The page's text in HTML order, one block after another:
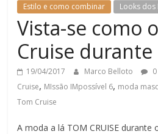
Estilo e como combinar Looks dos
Vista-se como
Cruise
19/04/2017 Marco Belloto
Cruise, MIssão IMpossível 6, moda
Tom Cruise
A moda a lá TOM CRUISE durante